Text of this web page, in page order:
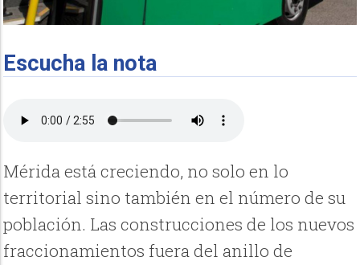
Escucha la nota
Mérida está creciendo, no solo en lo
territorial sino también en el número de su
población. Las construcciones de los nuevos
fraccionamientos fuera del anillo de